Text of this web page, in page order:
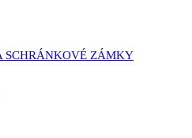
SCHRÁNKOVÉ ZÁMKY